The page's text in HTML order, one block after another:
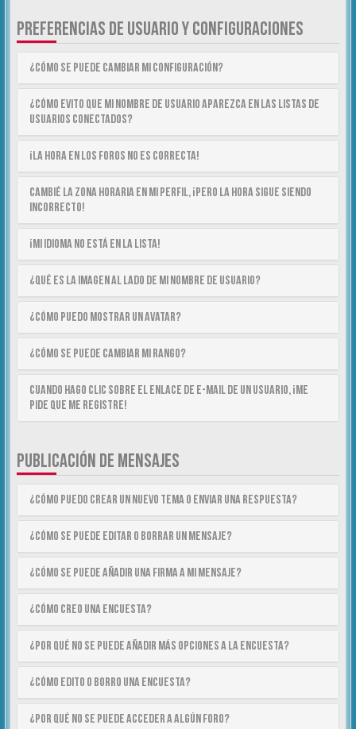
PREFERENCIAS DE USUARIO Y CONFIGURACIONES
¿Cómo se puede cambiar mi configuración?
¿Cómo evito que mi nombre de usuario aparezca en las listas de
usuarios conectados?
¡La hora en los foros no es correcta!
Cambié la zona horaria en mi perfil, ¡pero la hora sigue siendo
incorrecto!
¡Mi idioma no está en la lista!
¿Qué es la imagen al lado de mi nombre de usuario?
¿Cómo puedo mostrar un avatar?
¿Cómo se puede cambiar mi rango?
Cuando hago clic sobre el enlace de e-mail de un usuario, ¡me
pide que me registre!
PUBLICACIÓN DE MENSAJES
¿Cómo puedo crear un nuevo tema o enviar una respuesta?
¿Cómo se puede editar o borrar un mensaje?
¿Cómo se puede añadir una firma a mi mensaje?
¿Cómo creo una encuesta?
¿Por qué no se puede añadir más opciones a la encuesta?
¿Cómo edito o borro una encuesta?
¿Por qué no se puede acceder a algún foro?